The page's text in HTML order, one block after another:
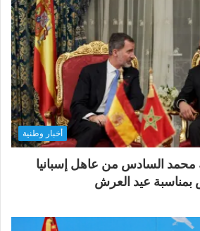
أخبار وطنية
محمد السادس من عاهل إسبانيا
بمناسبة عيد العرش